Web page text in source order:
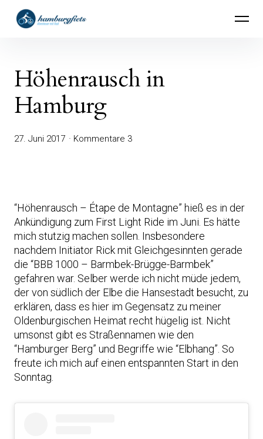
überspringen
hamburgfiets – Abenteuer mit Rad
Höhenrausch in
Hamburg
27. Juni 2017 Kommentare 3
“Höhenrausch – Étape de Montagne” hieß es in der
Ankündigung zum First Light Ride im Juni. Es hätte
mich stutzig machen sollen. Insbesondere
nachdem Initiator Rick mit Gleichgesinnten gerade
die “BBB 1000 – Barmbek-Brügge-Barmbek”
gefahren war. Selber werde ich nicht müde jedem,
der von südlich der Elbe die Hansestadt besucht, zu
erklären, dass es hier im Gegensatz zu meiner
Oldenburgischen Heimat recht hügelig ist. Nicht
umsonst gibt es Straßennamen wie den
“Hamburger Berg” und Begriffe wie “Elbhang”. So
freute ich mich auf einen entspannten Start in den
Sonntag.